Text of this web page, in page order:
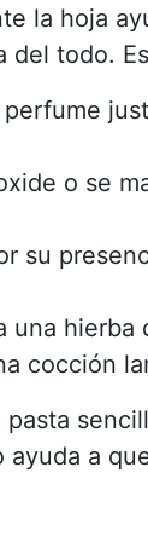
la hoja
del todo.
o se
su
una hierba
cocción
a